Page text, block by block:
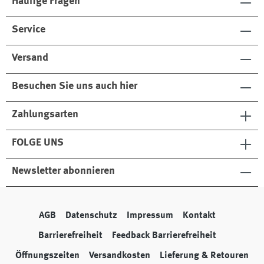
Service
Versand
Besuchen Sie uns auch hier
Zahlungsarten
FOLGE UNS
Newsletter abonnieren
AGB Datenschutz Impressum Kontakt
Barrierefreiheit Feedback Barrierefreiheit
Öffnungszeiten Versandkosten Lieferung & Retouren